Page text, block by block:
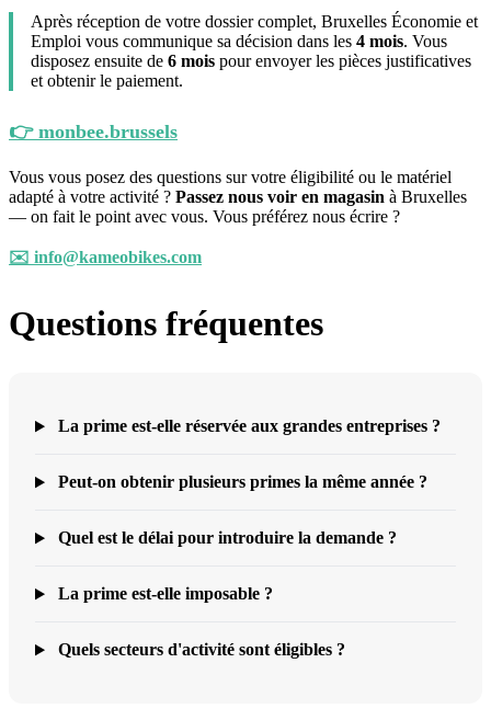
Après réception de votre dossier complet, Bruxelles Économie et
Emploi vous communique sa décision dans les 4 mois. Vous
disposez ensuite de 6 mois pour envoyer les pièces justificatives
et obtenir le paiement.
👉 monbee.brussels
Vous vous posez des questions sur votre éligibilité ou le matériel
adapté à votre activité ? Passez nous voir en magasin à Bruxelles
— on fait le point avec vous. Vous préférez nous écrire ?
✉️ info@kameobikes.com
Questions fréquentes
La prime est-elle réservée aux grandes entreprises ?
Peut-on obtenir plusieurs primes la même année ?
Quel est le délai pour introduire la demande ?
La prime est-elle imposable ?
Quels secteurs d'activité sont éligibles ?